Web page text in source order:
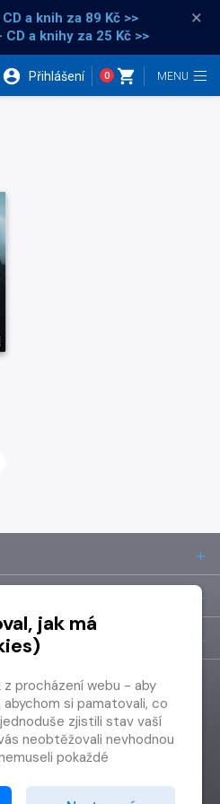
a knih za 89 Kč >>
a knihy za 25 Kč >>
×
Přihlášení 0
jak má
procházení webu - aby
si pamatovali, co
zjistili stav vaší
neobtěžovali nevhodnou
pokaždé